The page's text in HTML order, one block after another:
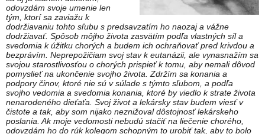
odovzdám svoje umenie len
tým, ktorí sa zaviažu k
dodržiavaniu tohto sľubu s predsavzatím ho naozaj a vážne
dodržiavať. Spôsob môjho života zasvätím podľa vlastných síl a
svedomia k úžitku chorých a budem ich ochraňovať pred krivdou a
bezprávím. Neprepožičiam svoj stav k eutanázii, ale vynasnažím sa
svojou starostlivosťou o chorých prispieť k tomu, aby nemali dôvod
pomyslieť na ukončenie svojho života. Zdržím sa konania a
podpory činov, ktoré nie sú v súlade s týmto sľubom, a podľa
svojho vedomia a svedomia konania, ktoré by viedlo k strate života
nenarodeného dieťaťa. Svoj život a lekársky stav budem viesť v
čistote a tak, aby som nijako neznižoval dôstojnosť lekárskeho
poslania. Ak moje vedomosti nebudú stačiť na liečenie chorého,
odovzdám ho do rúk kolegom schopným to urobiť tak, aby to bolo